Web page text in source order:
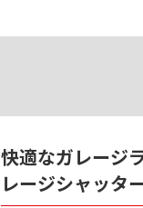
快適なガレージ
レージシャッタ